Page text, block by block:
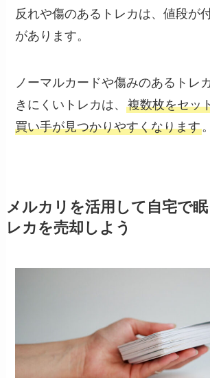
反れや傷のあるトレカは、値段が
があります。
ノーマルカードや傷みのあるトレ
きにくいトレカは、複数枚をセッ
買い手が見つかりやすくなります。
メルカリを活用して自宅で
レカを売却しよう